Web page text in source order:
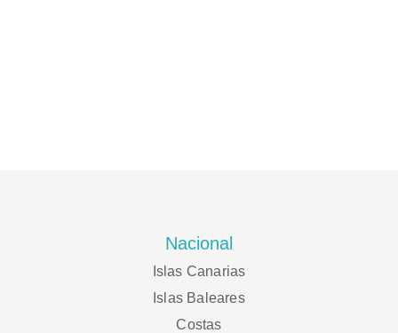
Nacional
Islas Canarias
Islas Baleares
Costas